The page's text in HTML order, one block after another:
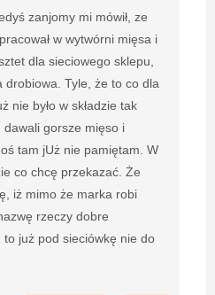
zanjomy mi mówił, ze
w wytwórni mięsa i
dla sieciowego sklepu,
drobiowa. Tyle, że to co dla
nie było w składzie tak
dawali gorsze mięso i
tam jUż nie pamiętam. W
co chcę przekazać. Że
iż mimo że marka robi
rzeczy dobre
to już pod sieciówkę nie do